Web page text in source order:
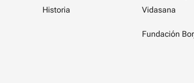
Historia
Vidasana
Fundación